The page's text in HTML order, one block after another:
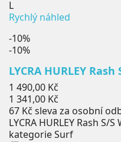
L
Rychlý náhled
-10%
-10%
LYCRA HURLEY Rash
Běžná
cena
1 490,00 Kč
Cena
1 341,00 Kč
67 Kč sleva za osobní
LYCRA HURLEY Rash S/
kategorie Surf